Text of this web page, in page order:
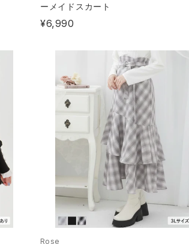
ーメイドスカート
¥6,990
Rose